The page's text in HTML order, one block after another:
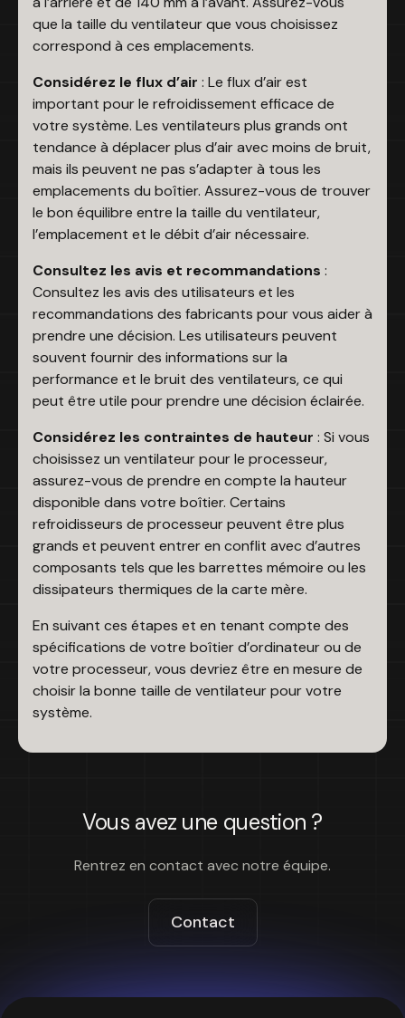
que la taille du ventilateur que vous choisissez
correspond à ces emplacements.
Considérez le flux d’air : Le flux d’air est
important pour le refroidissement efficace de
votre système. Les ventilateurs plus grands ont
tendance à déplacer plus d’air avec moins de bruit,
mais ils peuvent ne pas s’adapter à tous les
emplacements du boîtier. Assurez-vous de trouver
le bon équilibre entre la taille du ventilateur,
l’emplacement et le débit d’air nécessaire.
Consultez les avis et recommandations :
Consultez les avis des utilisateurs et les
recommandations des fabricants pour vous aider à
prendre une décision. Les utilisateurs peuvent
souvent fournir des informations sur la
performance et le bruit des ventilateurs, ce qui
peut être utile pour prendre une décision éclairée.
Considérez les contraintes de hauteur : Si vous
choisissez un ventilateur pour le processeur,
assurez-vous de prendre en compte la hauteur
disponible dans votre boîtier. Certains
refroidisseurs de processeur peuvent être plus
grands et peuvent entrer en conflit avec d’autres
composants tels que les barrettes mémoire ou les
dissipateurs thermiques de la carte mère.
En suivant ces étapes et en tenant compte des
spécifications de votre boîtier d’ordinateur ou de
votre processeur, vous devriez être en mesure de
choisir la bonne taille de ventilateur pour votre
système.
Vous avez une question ?
Rentrez en contact avec notre équipe.
Contact